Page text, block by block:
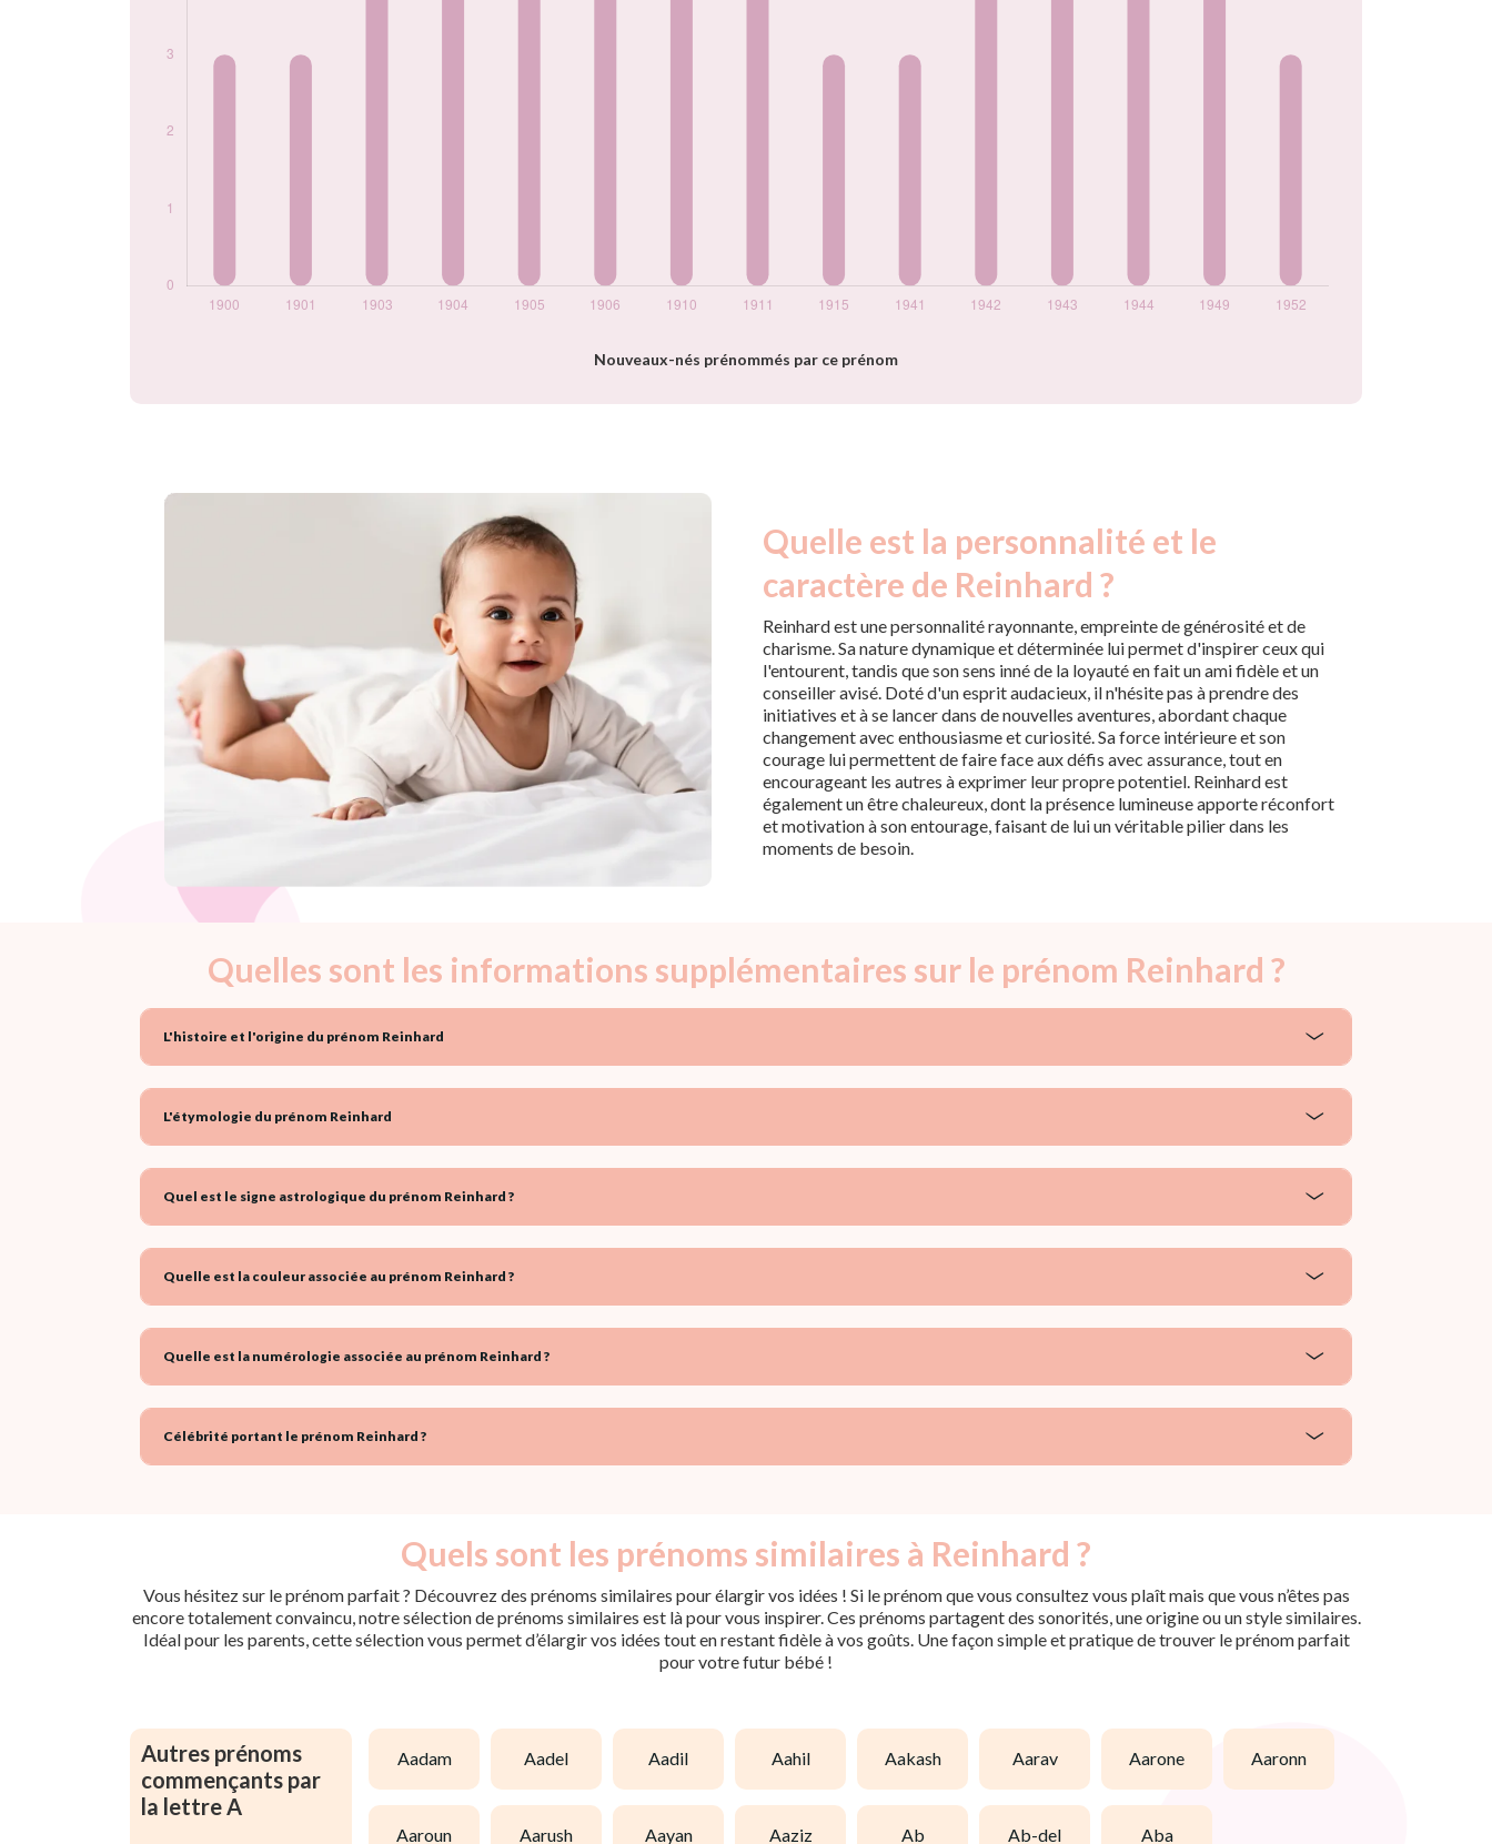
Nouveaux-nés prénommés par ce prénom
par année
Quelle est la personnalité et le
caractère de Reinhard ?
Reinhard est une personnalité rayonnante, empreinte de générosité et de
charisme. Sa nature dynamique et déterminée lui permet d'inspirer ceux qui
l'entourent, tandis que son sens inné de la loyauté en fait un ami fidèle et un
conseiller avisé. Doté d'un esprit audacieux, il n'hésite pas à prendre des
initiatives et à se lancer dans de nouvelles aventures, abordant chaque
changement avec enthousiasme et curiosité. Sa force intérieure et son
courage lui permettent de faire face aux défis avec assurance, tout en
encourageant les autres à exprimer leur propre potentiel. Reinhard est
également un être chaleureux, dont la présence lumineuse apporte réconfort
et motivation à son entourage, faisant de lui un véritable pilier dans les
moments de besoin.
Quelles sont les informations supplémentaires sur le prénom Reinhard ?
L'histoire et l'origine du prénom Reinhard
L'étymologie du prénom Reinhard
Quel est le signe astrologique du prénom Reinhard ?
Quelle est la couleur associée au prénom Reinhard ?
Quelle est la numérologie associée au prénom Reinhard ?
Célébrité portant le prénom Reinhard ?
Quels sont les prénoms similaires à Reinhard ?
Vous hésitez sur le prénom parfait ? Découvrez des prénoms similaires pour élargir vos idées ! Si le prénom que vous consultez vous plaît mais que vous n’êtes pas
encore totalement convaincu, notre sélection de prénoms similaires est là pour vous inspirer. Ces prénoms partagent des sonorités, une origine ou un style similaires.
Idéal pour les parents, cette sélection vous permet d’élargir vos idées tout en restant fidèle à vos goûts. Une façon simple et pratique de trouver le prénom parfait
pour votre futur bébé !
Autres prénoms
commençants par
la lettre A
aadam aadel aadil aahil aakash aarav aarone aaronn
aaroun aarush aayan aaziz ab ab-del aba